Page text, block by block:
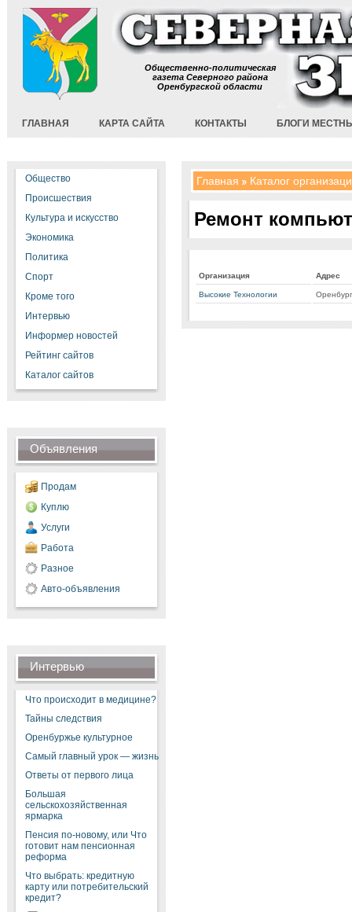
Общественно-политическая
газета Северного района
Оренбургской области
ГЛАВНАЯ КАРТА САЙТА КОНТАКТЫ БЛОГИ
Общество
Происшествия
Культура и искусство
Экономика
Политика
Спорт
Кроме того
Интервью
Информер новостей
Рейтинг сайтов
Каталог сайтов
Объявления
Продам
Куплю
Услуги
Работа
Разное
Авто-объявления
Интервью
Что происходит в медицине?
Тайны следствия
Оренбуржье культурное
Самый главный урок — жизнь
Ответы от первого лица
Большая
сельскохозяйственная
ярмарка
Пенсия по-новому, или Что
готовит нам пенсионная
реформа
Что выбрать: кредитную
карту или потребительский
кредит?
Главная Каталог
Ремонт
Организация Адрес
Высокие Технологии